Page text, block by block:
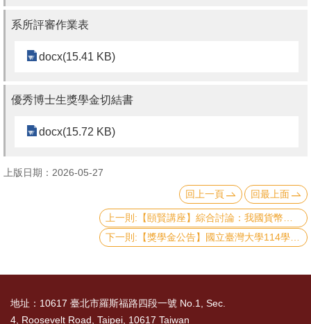
區
facebook
系所評審作業表
docx(15.41 KB)
優秀博士生獎學金切結書
docx(15.72 KB)
上版日期：2026-05-27
回上一頁
回最上面
地址：10617 臺北市羅斯福路四段一號 No.1, Sec.
4, Roosevelt Road, Taipei, 10617 Taiwan